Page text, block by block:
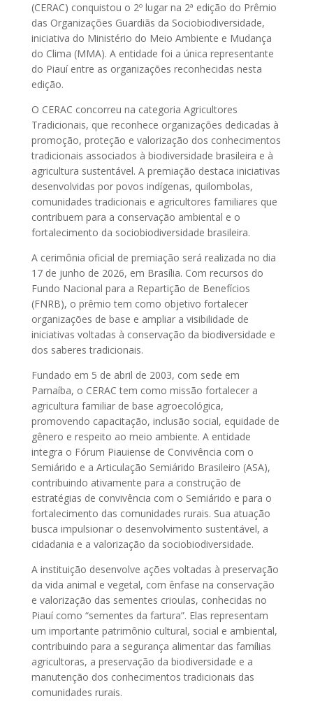
(CERAC) conquistou o 2º lugar na 2ª edição do Prêmio
das Organizações Guardiãs da Sociobiodiversidade,
iniciativa do Ministério do Meio Ambiente e Mudança
do Clima (MMA). A entidade foi a única representante
do Piauí entre as organizações reconhecidas nesta
edição.
O CERAC concorreu na categoria Agricultores
Tradicionais, que reconhece organizações dedicadas à
promoção, proteção e valorização dos conhecimentos
tradicionais associados à biodiversidade brasileira e à
agricultura sustentável. A premiação destaca iniciativas
desenvolvidas por povos indígenas, quilombolas,
comunidades tradicionais e agricultores familiares que
contribuem para a conservação ambiental e o
fortalecimento da sociobiodiversidade brasileira.
A cerimônia oficial de premiação será realizada no dia
17 de junho de 2026, em Brasília. Com recursos do
Fundo Nacional para a Repartição de Benefícios
(FNRB), o prêmio tem como objetivo fortalecer
organizações de base e ampliar a visibilidade de
iniciativas voltadas à conservação da biodiversidade e
dos saberes tradicionais.
Fundado em 5 de abril de 2003, com sede em
Parnaíba, o CERAC tem como missão fortalecer a
agricultura familiar de base agroecológica,
promovendo capacitação, inclusão social, equidade de
gênero e respeito ao meio ambiente. A entidade
integra o Fórum Piauiense de Convivência com o
Semiárido e a Articulação Semiárido Brasileiro (ASA),
contribuindo ativamente para a construção de
estratégias de convivência com o Semiárido e para o
fortalecimento das comunidades rurais. Sua atuação
busca impulsionar o desenvolvimento sustentável, a
cidadania e a valorização da sociobiodiversidade.
A instituição desenvolve ações voltadas à preservação
da vida animal e vegetal, com ênfase na conservação
e valorização das sementes crioulas, conhecidas no
Piauí como “sementes da fartura”. Elas representam
um importante patrimônio cultural, social e ambiental,
contribuindo para a segurança alimentar das famílias
agricultoras, a preservação da biodiversidade e a
manutenção dos conhecimentos tradicionais das
comunidades rurais.